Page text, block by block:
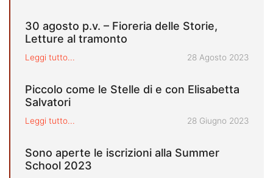
30 agosto p.v. – Fioreria delle Storie,
Letture al tramonto
Leggi tutto... Pubblicato il
28 Agosto 2023
Piccolo come le Stelle di e con Elisabetta
Salvatori
Leggi tutto... Pubblicato il
28 Giugno 2023
Sono aperte le iscrizioni alla Summer
School 2023